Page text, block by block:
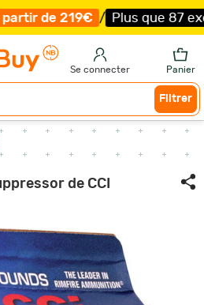
219€ / Plus que 87
Se connecter Panier
Filtrer
de CCI